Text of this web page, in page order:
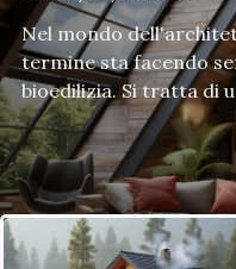
Nel mondo
termine sta facendo
bioedilizia. Si tratta di
alla costruzione che
progettazione la
pianeta. Questo
come la bioedilizia
modo di abitare,
migliorando la qualità